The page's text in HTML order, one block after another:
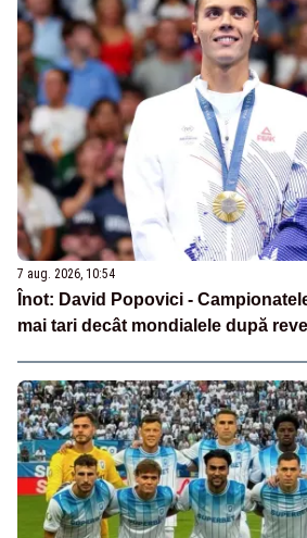
7 aug. 2026, 10:54
Înot: David Popovici -
mai tari decât mondialele după